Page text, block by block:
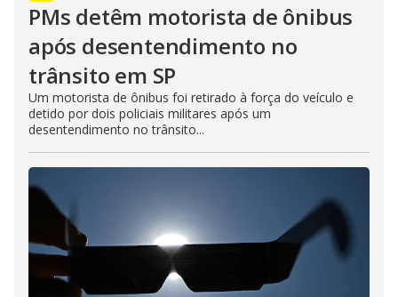
PMs detêm motorista de ônibus
após desentendimento no
trânsito em SP
Um motorista de ônibus foi retirado à força do veículo e
detido por dois policiais militares após um
desentendimento no trânsito...